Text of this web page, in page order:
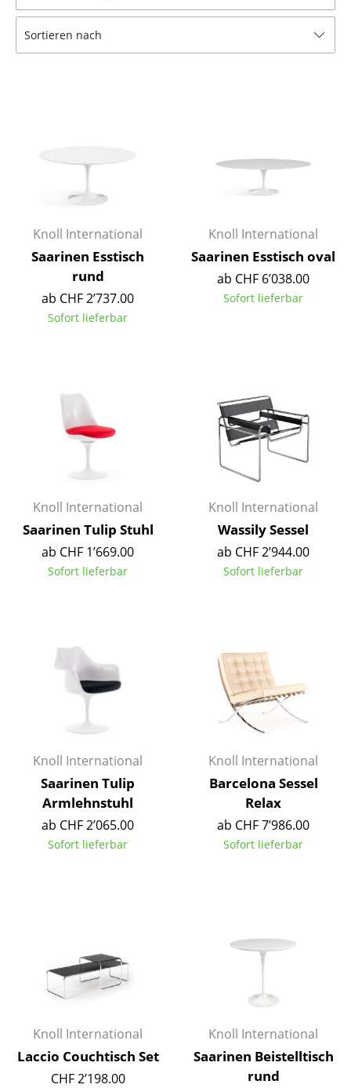
Beistelltische
Couchtische
Stehtische & Stehpulte
Kindertische
Gartentische
Servierwagen
Einzelteile
... alle Tische
Regale & Schränke
Bücherregale
Beistell- & Rollcontainer
Kleinaufbewahrung
Einzelteile
... alle Aufbewahrungsmöbel
Hängeleuchten & Deckenleuchten
Tischleuchten
Schreibtischleuchten
Outdoor-Leuchten
Akkuleuchten
... alle Leuchten
Betten
Sortieren nach
Knoll International
Saarinen Esstisch
rund
ab CHF 2’737.00
Sofort lieferbar
Knoll International
Saarinen Esstisch oval
ab CHF 6’038.00
Sofort lieferbar
Knoll International
Saarinen Tulip Stuhl
ab CHF 1’669.00
Sofort lieferbar
Knoll International
Wassily Sessel
ab CHF 2’944.00
Sofort lieferbar
Knoll International
Saarinen Tulip
Armlehnstuhl
ab CHF 2’065.00
Sofort lieferbar
Knoll International
Barcelona Sessel
Relax
ab CHF 7’986.00
Sofort lieferbar
Knoll International
Laccio Couchtisch Set
CHF 2’198.00
Knoll International
Saarinen Beistelltisch
rund